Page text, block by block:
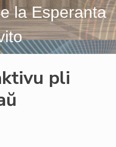
la Esperanta
pli